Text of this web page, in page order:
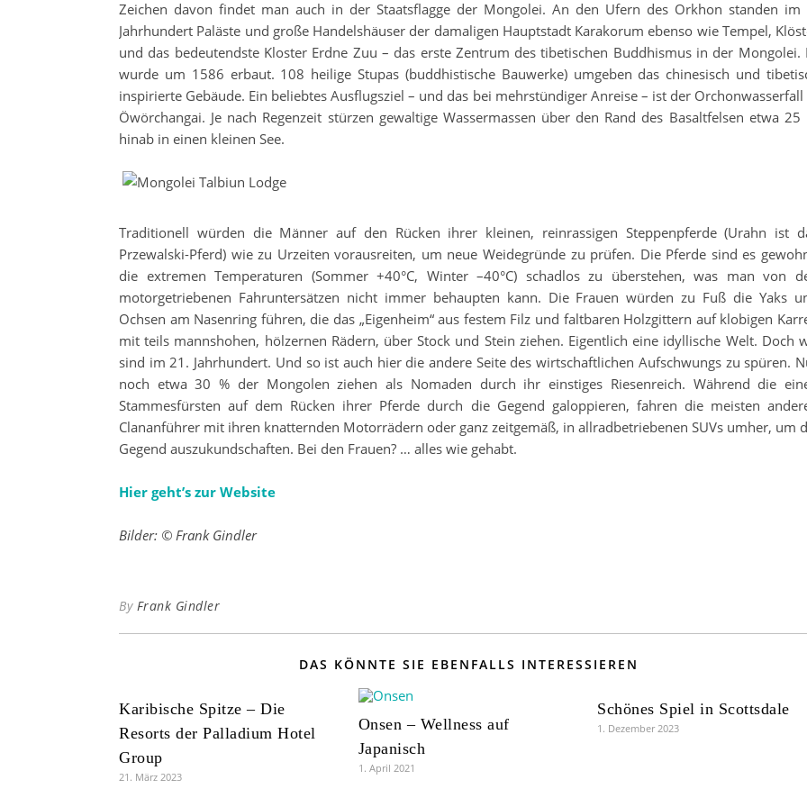
Zeichen davon findet man auch in der Staatsflagge der Mongolei. An den Ufern des Orkhon standen im
Jahrhundert Paläste und große Handelshäuser der damaligen Hauptstadt Karakorum ebenso wie Tempel,
und das bedeutendste Kloster Erdne Zuu – das erste Zentrum des tibetischen Buddhismus in der Mongolei.
wurde um 1586 erbaut. 108 heilige Stupas (buddhistische Bauwerke) umgeben das chinesisch und
inspirierte Gebäude. Ein beliebtes Ausflugsziel – und das bei mehrstündiger Anreise – ist der Orchonwasserfall
Öwörchangai. Je nach Regenzeit stürzen gewaltige Wassermassen über den Rand des Basaltfelsen etwa 25
hinab in einen kleinen See.
Traditionell würden die Männer auf den Rücken ihrer kleinen, reinrassigen Steppenpferde (Urahn ist
Przewalski-Pferd) wie zu Urzeiten vorausreiten, um neue Weidegründe zu prüfen. Die Pferde sind es
die extremen Temperaturen (Sommer +40°C, Winter –40°C) schadlos zu überstehen, was man von
motorgetriebenen Fahruntersätzen nicht immer behaupten kann. Die Frauen würden zu Fuß die Yaks
Ochsen am Nasenring führen, die das „Eigenheim“ aus festem Filz und faltbaren Holzgittern auf klobigen
mit teils mannshohen, hölzernen Rädern, über Stock und Stein ziehen. Eigentlich eine idyllische Welt. Doch
sind im 21. Jahrhundert. Und so ist auch hier die andere Seite des wirtschaftlichen Aufschwungs zu spüren.
noch etwa 30 % der Mongolen ziehen als Nomaden durch ihr einstiges Riesenreich. Während die
Stammesfürsten auf dem Rücken ihrer Pferde durch die Gegend galoppieren, fahren die meisten
Clananführer mit ihren knatternden Motorrädern oder ganz zeitgemäß, in allradbetriebenen SUVs umher, um
Gegend auszukundschaften. Bei den Frauen? … alles wie gehabt.
Hier geht’s zur Website
Bilder: © Frank Gindler
By Frank Gindler
DAS KÖNNTE SIE EBENFALLS INTERESSIEREN
Karibische Spitze – Die
Resorts der Palladium Hotel
Group
21. März 2023
Onsen – Wellness auf
Japanisch
1. April 2021
Schönes Spiel in Scottsdale
1. Dezember 2023